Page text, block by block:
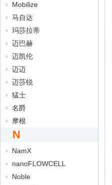
Mobilize
马自达
玛莎拉蒂
迈巴赫
迈凯伦
迈迈
迈莎锐
猛士
名爵
摩根
N
NamX
nanoFLOWCELL
Noble